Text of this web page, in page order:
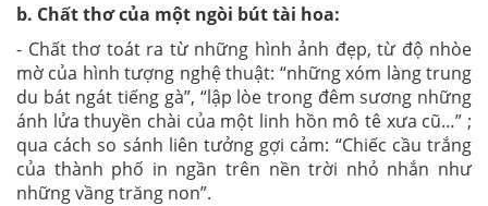
b. Chất thơ của một ngòi bút tài hoa:
- Chất thơ toát ra từ những hình ảnh đẹp, từ độ nhòe
mờ của hình tượng nghệ thuật: “những xóm làng trung
du bát ngát tiếng gà”, “lập lòe trong đêm sương những
ánh lửa thuyền chài của một linh hồn mô tê xưa cũ…” ;
qua cách so sánh liên tưởng gợi cảm: “Chiếc cầu trắng
của thành phố in ngần trên nền trời nhỏ nhắn như
những vầng trăng non”.